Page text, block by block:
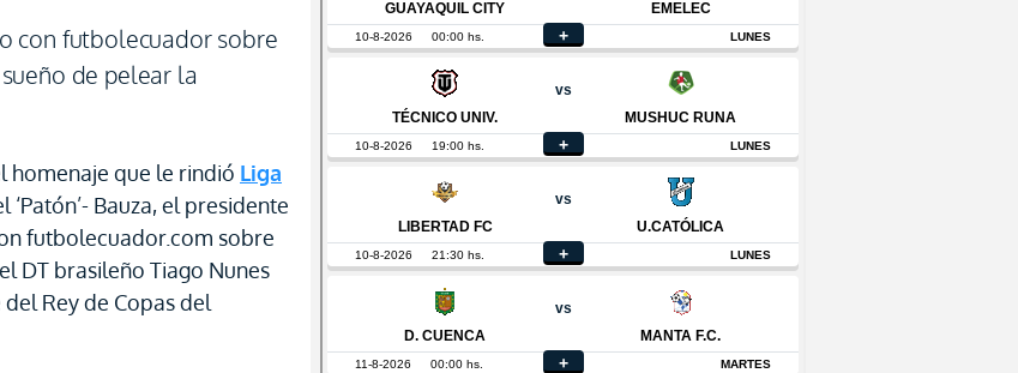
con futbolecuador sobre
de pelear la
homenaje que le rindió Liga
‘Patón’- Bauza, el presidente
futbolecuador.com sobre
DT brasileño Tiago Nunes
Rey de Copas del